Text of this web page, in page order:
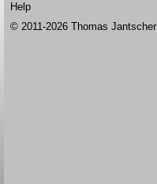
Help
© 2011-2026 Thomas Jantscher